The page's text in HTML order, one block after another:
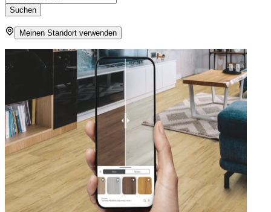
Suchen
Meinen Standort verwenden